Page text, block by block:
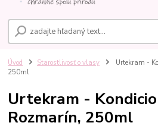
Úvod Starostlivosť o vlasy
Urtekram -
250ml
Urtekram -
Rozmarín, 250ml